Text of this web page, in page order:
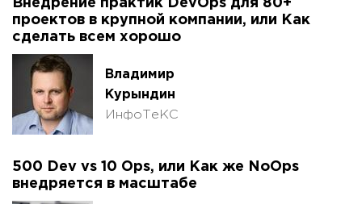
Внедрение практик DevOps для 80+
проектов в крупной компании, или Как
сделать всем хорошо
Владимир
Курындин
ИнфоТеКС
500 Dev vs 10 Ops, или Как же NoOps
внедряется в масштабе